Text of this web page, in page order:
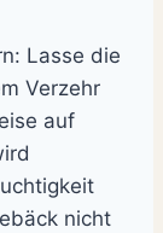
Lasse die
Verzehr
auf
nicht